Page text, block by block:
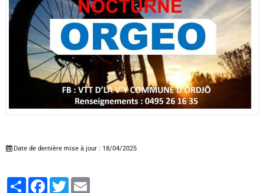
Date de dernière mise à jour : 18/04/2025
PartagerFacebook
Twitter